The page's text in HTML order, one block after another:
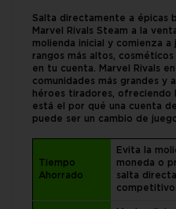
Salta directamente a épicas
Marvel Rivals Steam a la
molienda inicial y comienza a
rangos más altos,
en tu cuenta. Marvel Rivals
comunidades más grandes y
héroes tiradores, ofreciendo
está el por qué una cuenta
puede ser un cambio de
Tiempo
Ahorrado
Evita la
moneda o
salta
competitivo.